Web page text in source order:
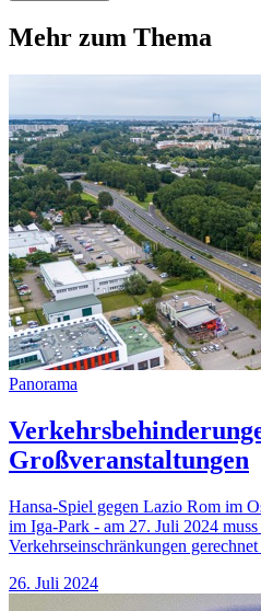
Mehr zum Thema
Panorama
Großveranstaltungen
Hansa-Spiel gegen Lazio Rom im
im Iga-Park - am 27. Juli 2024
Verkehrseinschränkungen
26. Juli 2024